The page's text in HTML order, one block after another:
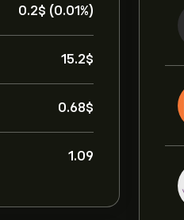
0.2‎$‎ (0.01%)
15.2‎$‎
0.68‎$‎
1.09